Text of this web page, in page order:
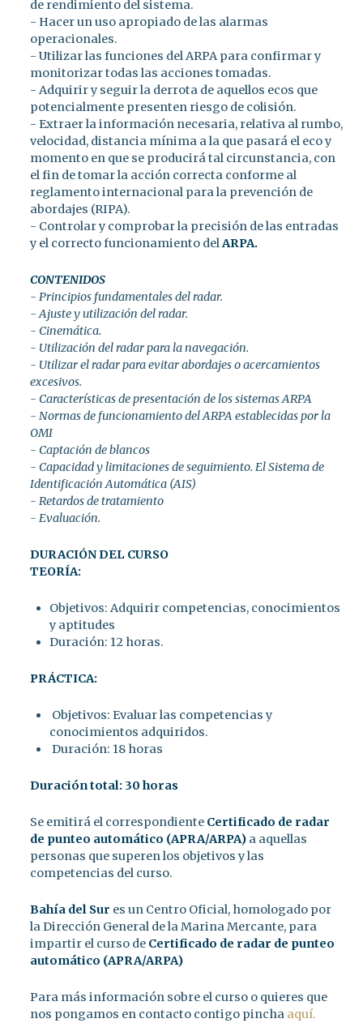
de rendimiento del sistema.
- Hacer un uso apropiado de las alarmas
operacionales.
- Utilizar las funciones del ARPA para confirmar y
monitorizar todas las acciones tomadas.
- Adquirir y seguir la derrota de aquellos ecos que
potencialmente presenten riesgo de colisión.
- Extraer la información necesaria, relativa al rumbo,
velocidad, distancia mínima a la que pasará el eco y
momento en que se producirá tal circunstancia, con
el fin de tomar la acción correcta conforme al
reglamento internacional para la prevención de
abordajes (RIPA).
- Controlar y comprobar la precisión de las entradas
y el correcto funcionamiento delARPA.
CONTENIDOS
- Principios fundamentales del radar.
- Ajuste y utilización del radar.
- Cinemática.
- Utilización del radar para la navegación.
- Utilizar el radar para evitar abordajes o acercamientos
excesivos.
- Características de presentación de los sistemas ARPA
- Normas de funcionamiento del ARPA establecidas por la
OMI
- Captación de blancos
- Capacidad y limitaciones de seguimiento. El Sistema de
Identificación Automática (AIS)
- Retardos de tratamiento
- Evaluación.
DURACIÓN DEL CURSO
TEORÍA:
Objetivos: Adquirir competencias, conocimientos
y aptitudes
Duración: 12 horas.
PRÁCTICA:
Objetivos: Evaluar las competencias y
conocimientos adquiridos.
Duración: 18 horas
Duración total: 30 horas
Se emitirá el correspondiente Certificado de radar
de punteo automático (APRA/ARPA) a aquellas
personas que superen los objetivos y las
competencias del curso.
Bahía del Sur es un Centro Oficial, homologado por
la Dirección General de la Marina Mercante, para
impartir el curso de Certificado de radar de punteo
automático (APRA/ARPA)
Para más información sobre el curso o quieres que
nos pongamos en contacto contigo pincha aquí.